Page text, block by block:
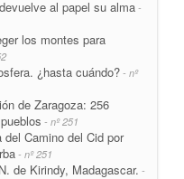
al papel su alma-
los montes para
¿hasta cuándo?- nº
de Zaragoza: 256
- nº 251
Camino del Cid por
- nº 251
de Kirindy, Madagascar. -